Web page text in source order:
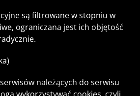
są filtrowane w stopniu w
ograniczana jest ich objętość
należących do serwisu